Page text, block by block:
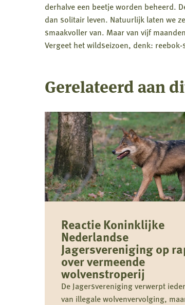
derhalve een beetje worden beheerd.
dan solitair leven. Natuurlijk laten we
smaakvoller van. Maar van vijf
Vergeet het wildseizoen, denk:
Gerelateerd aan
Reactie Koninklijke
Nederlandse
Jagersvereniging op
over vermeende
wolvenstroperij
De Jagersvereniging verwerpt
van illegale wolvenvervolging,